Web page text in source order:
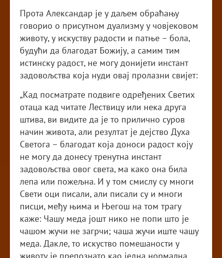
Прота Александар је у даљем обраћању
говорио о присутном дуализму у човјековом
животу, у искуству радости и патње – бола,
будући да благодат Божију, а самим тим
истинску радост, не могу донијети инстант
задовољства која нуди овај пролазни свијет:
„Кад посматрате подвиге одређених Светих
отаца кад читате Лествицу или нека друга
штива, ви видите да је то прилично суров
начин живота, али резултат је дејство Духа
Светога – благодат која доноси радост коју
не могу да донесу тренутна инстант
задовољства овог света, ма како она била
лепа или пожељна. И у том смислу су многи
Свети оци писали, али писали су и многи
писци, међу њима и Његош на том трагу
каже: Чашу меда јошт нико не попи што је
чашом жучи не загрчи; чаша жучи иште чашу
меда. Дакле, то искуство помешаности у